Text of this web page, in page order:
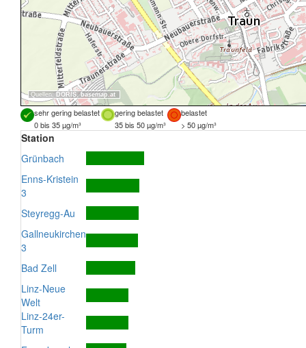
Quellen: DORIS, basemap.at
sehr gering belastet gering belastet
belastet
0 bis 35 µg/m³
35 bis 50 µg/m³ > 50 µg/m³
Station
Grünbach
Enns-Kristein
3
Steyregg-Au
Gallneukirchen
3
Bad Zell
Linz-Neue
Welt
Linz-24er-
Turm